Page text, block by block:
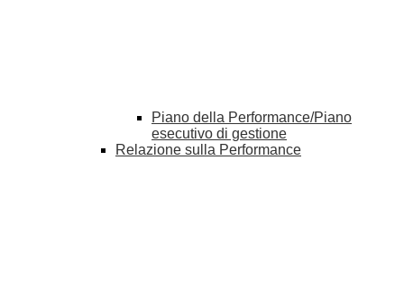
Piano della Performance/Piano
esecutivo di gestione
Relazione sulla Performance